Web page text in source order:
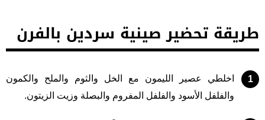
طريقة تحضير صينية سردين بالفرن
اخلطي عصير الليمون مع الخل والثوم والملح والكمون
والفلفل الأسود والفلفل المفروم والبصلة وزيت الزيتون.